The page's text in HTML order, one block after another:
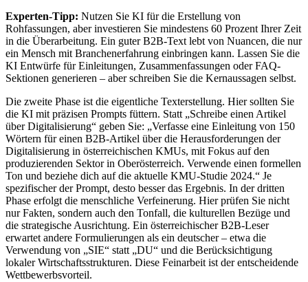
Experten-Tipp: Nutzen Sie KI für die Erstellung von
Rohfassungen, aber investieren Sie mindestens 60 Prozent Ihrer Zeit
in die Überarbeitung. Ein guter B2B-Text lebt von Nuancen, die nur
ein Mensch mit Branchenerfahrung einbringen kann. Lassen Sie die
KI Entwürfe für Einleitungen, Zusammenfassungen oder FAQ-
Sektionen generieren – aber schreiben Sie die Kernaussagen selbst.
Die zweite Phase ist die eigentliche Texterstellung. Hier sollten Sie
die KI mit präzisen Prompts füttern. Statt „Schreibe einen Artikel
über Digitalisierung“ geben Sie: „Verfasse eine Einleitung von 150
Wörtern für einen B2B-Artikel über die Herausforderungen der
Digitalisierung in österreichischen KMUs, mit Fokus auf den
produzierenden Sektor in Oberösterreich. Verwende einen formellen
Ton und beziehe dich auf die aktuelle KMU-Studie 2024.“ Je
spezifischer der Prompt, desto besser das Ergebnis. In der dritten
Phase erfolgt die menschliche Verfeinerung. Hier prüfen Sie nicht
nur Fakten, sondern auch den Tonfall, die kulturellen Bezüge und
die strategische Ausrichtung. Ein österreichischer B2B-Leser
erwartet andere Formulierungen als ein deutscher – etwa die
Verwendung von „SIE“ statt „DU“ und die Berücksichtigung
lokaler Wirtschaftsstrukturen. Diese Feinarbeit ist der entscheidende
Wettbewerbsvorteil.